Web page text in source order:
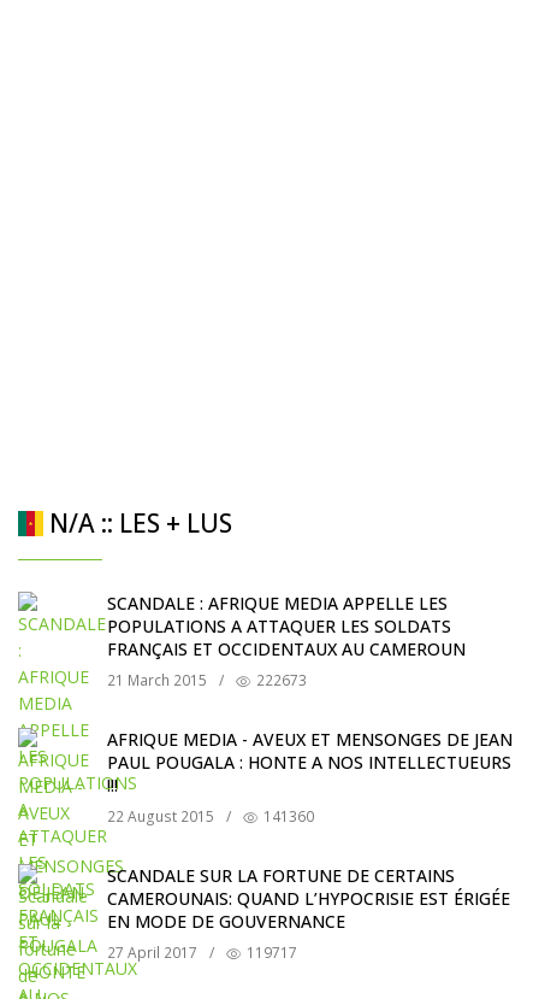
N/A :: LES + LUS
SCANDALE : AFRIQUE MEDIA APPELLE LES
POPULATIONS A ATTAQUER LES SOLDATS
FRANÇAIS ET OCCIDENTAUX AU CAMEROUN
21 March 2015 / 222673
AFRIQUE MEDIA - AVEUX ET MENSONGES DE JEAN
PAUL POUGALA : HONTE A NOS INTELLECTUEURS
!!!
22 August 2015 / 141360
SCANDALE SUR LA FORTUNE DE CERTAINS
CAMEROUNAIS: QUAND L’HYPOCRISIE EST ÉRIGÉE
EN MODE DE GOUVERNANCE
27 April 2017 / 119717